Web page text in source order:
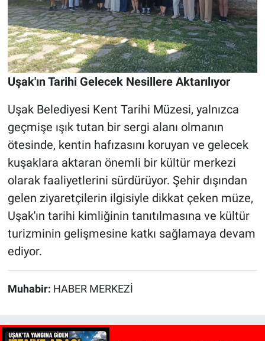
Uşak'ın Tarihi Gelecek Nesillere Aktarılıyor
Uşak Belediyesi Kent Tarihi Müzesi, yalnızca
geçmişe ışık tutan bir sergi alanı olmanın
ötesinde, kentin hafızasını koruyan ve gelecek
kuşaklara aktaran önemli bir kültür merkezi
olarak faaliyetlerini sürdürüyor. Şehir dışından
gelen ziyaretçilerin ilgisiyle dikkat çeken müze,
Uşak'ın tarihi kimliğinin tanıtılmasına ve kültür
turizminin gelişmesine katkı sağlamaya devam
ediyor.
Muhabir: HABER MERKEZİ